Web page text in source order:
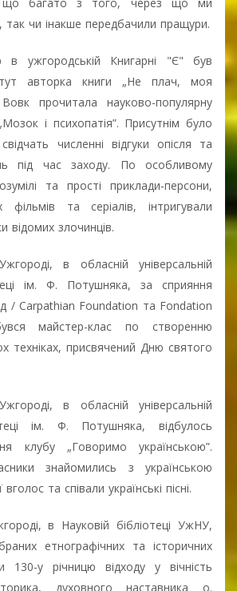
так чи інакше передбачили пращури.
в ужгородській Книгарні "Є" був
авторка книги „Не плач, моя
прочитала науково-популярну
і психопатія”. Присутнім було
численні відгуки опісля та
під час заходу. По особливому
та прості приклади-персони,
та серіалів, інтригували
відомих злочинців.
в обласній універсальній
ім. Ф. Потушняка, за сприяння
/ Carpathian Foundation та Fondation
майстер-клас по створенню
техніках, присвячений Дню святого
в обласній універсальній
ім. Ф. Потушняка, відбулось
клубу „Говоримо українською”.
знайомились з українською
та співали українські пісні.
в Науковій бібліотеці УжНУ,
етнографічних та історичних
130-у річницю відходу у вічність
духовного наставника о.